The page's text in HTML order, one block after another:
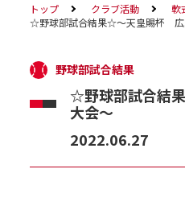
トップ クラブ活動 軟
☆野球部試合結果☆～天皇賜杯 広
野球部試合結果
☆野球部試合結
大会～
2022.06.27